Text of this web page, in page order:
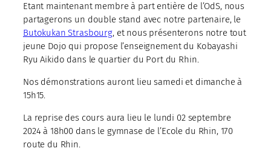
Etant maintenant membre à part entière de l’OdS, nous
partagerons un double stand avec notre partenaire, le
Butokukan Strasbourg, et nous présenterons notre tout
jeune Dojo qui propose l’enseignement du Kobayashi
Ryu Aikido dans le quartier du Port du Rhin.
Nos démonstrations auront lieu samedi et dimanche à
15h15.
La reprise des cours aura lieu le lundi 02 septembre
2024 à 18h00 dans le gymnase de l’Ecole du Rhin, 170
route du Rhin.